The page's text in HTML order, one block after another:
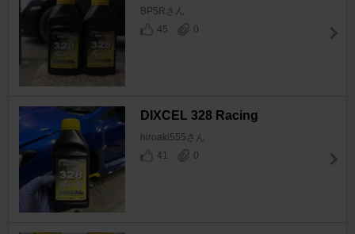
BP5Rさん
45
0
DIXCEL 328 Racing
hiroaki555さん
41
0